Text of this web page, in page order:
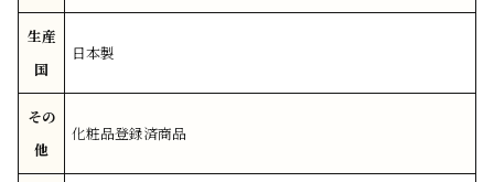
生産
国
日本製
その
他
化粧品登録済商品